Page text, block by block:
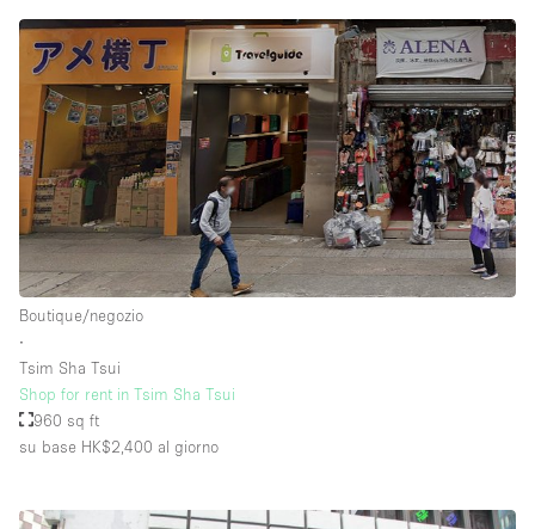
Stile Haussmann
Terrace
Tetto / Terrazza
Vetrina
Vista incredibile
Water Access
Whitebox / Minimal
Piano/Accesso
Seminterrato
Piano terra su corte
Boutique/negozio
∙
Tsim Sha Tsui
Shop for rent in Tsim Sha Tsui
960 sq ft
su base HK$2,400 al giorno